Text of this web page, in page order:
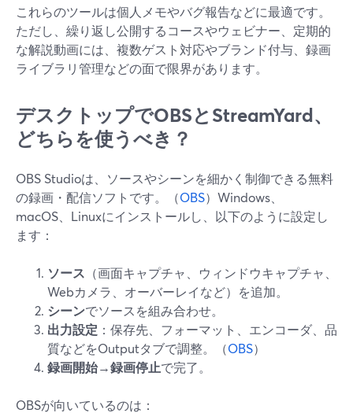
これらのツールは個人メモやバグ報告などに最適です。
ただし、繰り返し公開するコースやウェビナー、定期的
な解説動画には、複数ゲスト対応やブランド付与、録画
ライブラリ管理などの面で限界があります。
デスクトップでOBSとStreamYard、
どちらを使うべき？
OBS Studioは、ソースやシーンを細かく制御できる無料
の録画・配信ソフトです。（OBS）Windows、
macOS、Linuxにインストールし、以下のように設定し
ます：
ソース （画面キャプチャ、ウィンドウキャプチャ、
Webカメラ、オーバーレイなど）を追加。
シーンでソースを組み合わせ。
出力設定 ：保存先、フォーマット、エンコーダ、品
質などをOutputタブで調整。（OBS）
録画開始→録画停止で完了。
OBSが向いているのは：